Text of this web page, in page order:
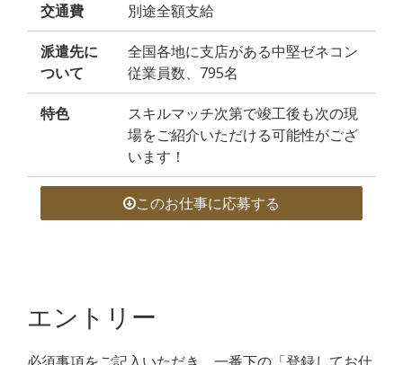
交通費 別途全額支給
派遣先に
ついて
全国各地に支店がある中堅ゼネコン
従業員数、795名
特色
スキルマッチ次第で竣工後も次の現
場をご紹介いただける可能性がござ
います！
このお仕事に応募する
エントリー